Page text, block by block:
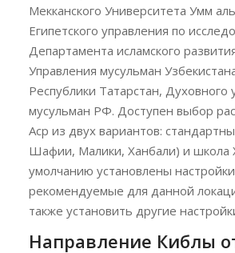
Мекканского Университета Умм
Египетского управления по
Департамента исламского
Управления мусульман
Республики Татарстан, Духовного
мусульман РФ. Доступен выбор
Аср из двух вариантов:
Шафии, Малики, Ханбали) и школа
умолчанию установлены
рекомендуемые для данной
также установить другие
Направление Киблы